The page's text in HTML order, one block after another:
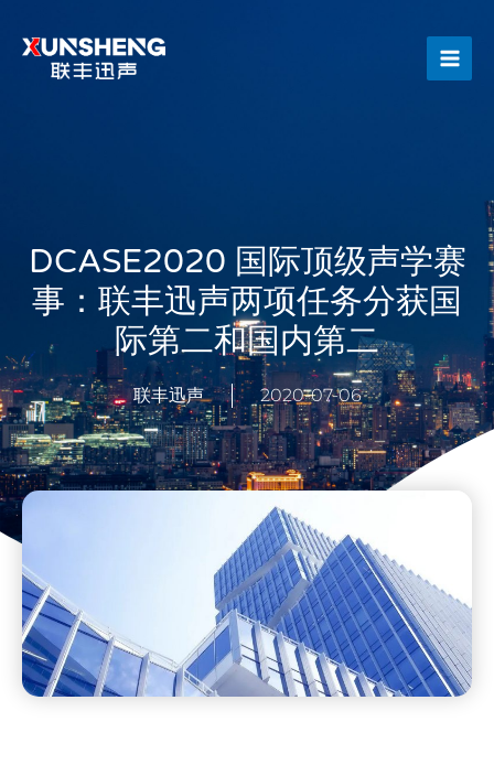
DCASE2020 国际顶级声学赛
事：联丰迅声两项任务分获国
际第二和国内第二
联丰迅声 2020-07-06